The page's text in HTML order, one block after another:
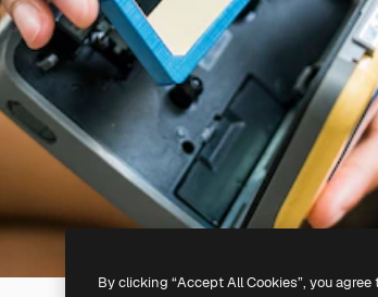
By clicking “Accept All Cookies”, you